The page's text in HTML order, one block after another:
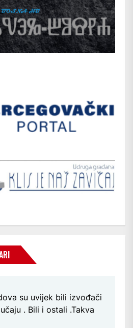
su uvijek bili izvođači
. Bili i ostali .Takva